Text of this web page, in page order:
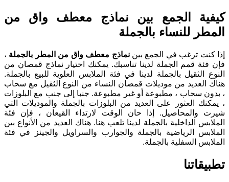
كيفية الجمع بين نماذج معطف واق من
المطر للنساء بالجملة
إذا كنت ترغب في الجمع بيننماذج معطف واق من المطر بالجملة ،
فإن فئة قمم الجملة لدينا تناسبك. يمكنك اختيار نماذج قمصان من
النوع الثقيل بالجملة لدينا في فئة الملابس العلوية للبيع بالجملة.
هناك العديد من موديلات قمصان النساء من النوع الثقيل مع سحاب
، بدون سحاب ، مطبوعة أو غير مطبوعة. جنبا إلى جنب مع البلوزات
، يمكنك العثور على العديد من البلوزات بالجملة والموديلات التي
شيرت والمحاصيل. إذا حان الوقت لارتداء القيعان ، فإن فئة
الملابس الداخلية بالجملة لدينا تلعب هنا. هناك العديد من الأنواع بين
الملابس الرياضية بالجملة والجوارب والسراويل والجينز في فئة
الملابس السفلية بالجملة.
تطبيقاتنا